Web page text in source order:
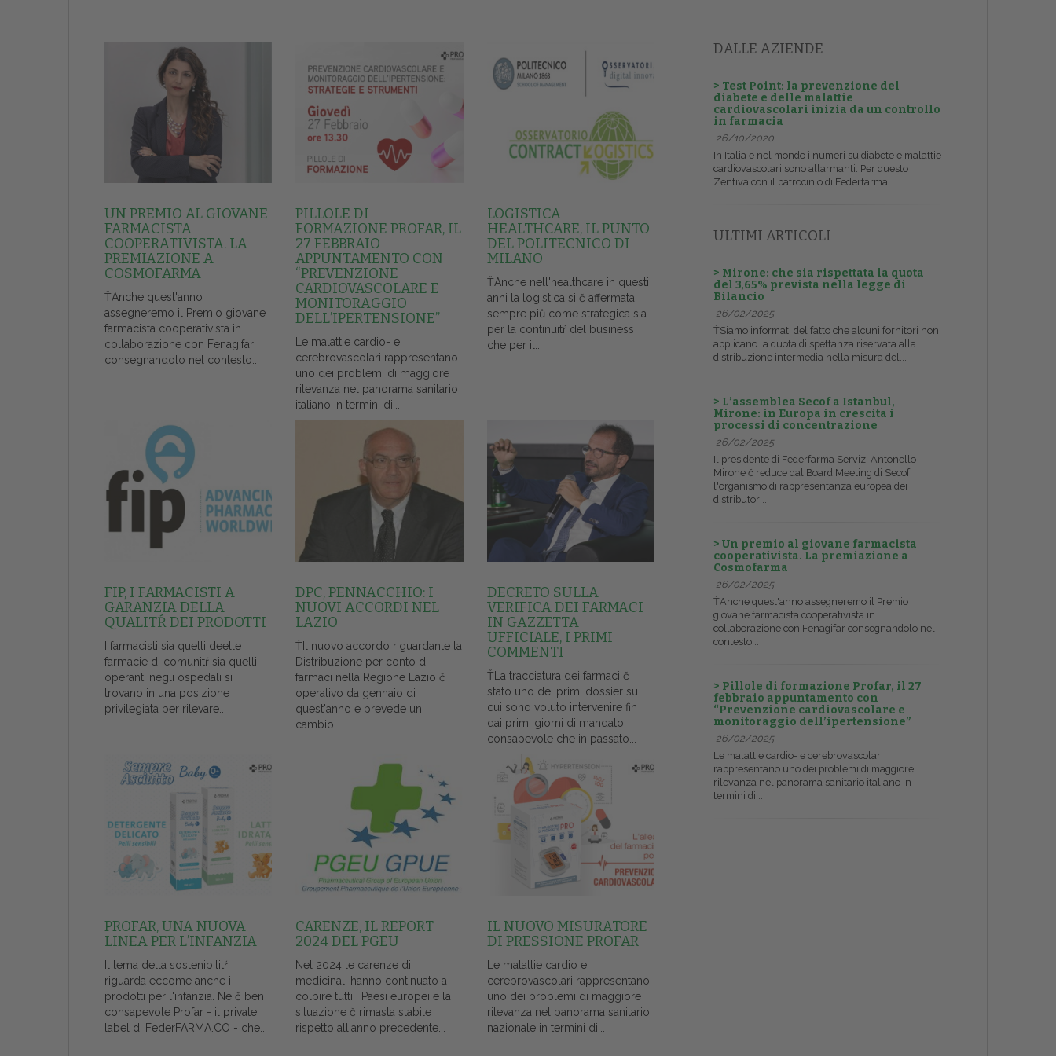
UN PREMIO AL GIOVANE
FARMACISTA
COOPERATIVISTA. LA
PREMIAZIONE A
COSMOFARMA
ŤAnche quest'anno
assegneremo il Premio giovane
farmacista cooperativista in
collaborazione con Fenagifar
consegnandolo nel contesto...
PILLOLE DI
FORMAZIONE PROFAR, IL
27 FEBBRAIO
APPUNTAMENTO CON
“PREVENZIONE
CARDIOVASCOLARE E
MONITORAGGIO
DELL’IPERTENSIONE”
Le malattie cardio- e
cerebrovascolari rappresentano
uno dei problemi di maggiore
rilevanza nel panorama sanitario
italiano in termini di...
LOGISTICA
HEALTHCARE, IL PUNTO
DEL POLITECNICO DI
MILANO
ŤAnche nell'healthcare in questi
anni la logistica si č affermata
sempre piů come strategica sia
per la continuitŕ del business
che per il...
FIP, I FARMACISTI A
GARANZIA DELLA
QUALITŔ DEI PRODOTTI
I farmacisti sia quelli deelle
farmacie di comunitŕ sia quelli
operanti negli ospedali si
trovano in una posizione
privilegiata per rilevare...
DPC, PENNACCHIO: I
NUOVI ACCORDI NEL
LAZIO
ŤIl nuovo accordo riguardante la
Distribuzione per conto di
farmaci nella Regione Lazio č
operativo da gennaio di
quest'anno e prevede un
cambio...
DECRETO SULLA
VERIFICA DEI FARMACI
IN GAZZETTA
UFFICIALE, I PRIMI
COMMENTI
ŤLa tracciatura dei farmaci č
stato uno dei primi dossier su
cui sono voluto intervenire fin
dai primi giorni di mandato
consapevole che in passato...
PROFAR, UNA NUOVA
LINEA PER L’INFANZIA
Il tema della sostenibilitŕ
riguarda eccome anche i
prodotti per l'infanzia. Ne č ben
consapevole Profar - il private
label di FederFARMA.CO - che...
CARENZE, IL REPORT
2024 DEL PGEU
Nel 2024 le carenze di
medicinali hanno continuato a
colpire tutti i Paesi europei e la
situazione č rimasta stabile
rispetto all'anno precedente...
IL NUOVO MISURATORE
DI PRESSIONE PROFAR
Le malattie cardio e
cerebrovascolari rappresentano
uno dei problemi di maggiore
rilevanza nel panorama sanitario
nazionale in termini di...
DALLE AZIENDE
> Test Point: la prevenzione del
diabete e delle malattie
cardiovascolari inizia da un controllo
in farmacia
26/10/2020
In Italia e nel mondo i numeri su diabete e malattie
cardiovascolari sono allarmanti. Per questo
Zentiva con il patrocinio di Federfarma...
ULTIMI ARTICOLI
> Mirone: che sia rispettata la quota
del 3,65% prevista nella legge di
Bilancio
26/02/2025
ŤSiamo informati del fatto che alcuni fornitori non
applicano la quota di spettanza riservata alla
distribuzione intermedia nella misura del...
> L’assemblea Secof a Istanbul,
Mirone: in Europa in crescita i
processi di concentrazione
26/02/2025
Il presidente di Federfarma Servizi Antonello
Mirone č reduce dal Board Meeting di Secof
l'organismo di rappresentanza europea dei
distributori...
> Un premio al giovane farmacista
cooperativista. La premiazione a
Cosmofarma
26/02/2025
ŤAnche quest'anno assegneremo il Premio
giovane farmacista cooperativista in
collaborazione con Fenagifar consegnandolo nel
contesto...
> Pillole di formazione Profar, il 27
febbraio appuntamento con
“Prevenzione cardiovascolare e
monitoraggio dell’ipertensione”
26/02/2025
Le malattie cardio- e cerebrovascolari
rappresentano uno dei problemi di maggiore
rilevanza nel panorama sanitario italiano in
termini di...